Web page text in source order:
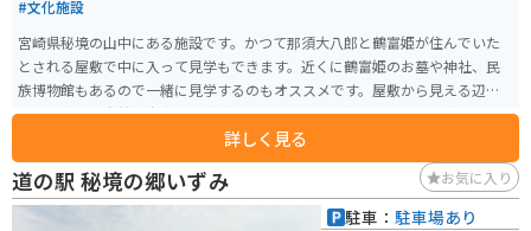
#文化施設
宮崎県秘境の山中にある施設です。かつて那須大八郎と鶴富姫が住んでいた
とされる屋敷で中に入って見学もできます。近くに鶴富姫のお墓や神社、民
族博物館もあるので一緒に見学するのもオススメです。屋敷から見える辺り
一面の美しい自然は本当に心が癒されるようです。毎年11月には平家祭りも
行われるので、この時期に訪れるのもオススメです。
詳しく見る
道の駅 秘境の郷いずみ お気に入り
駐車： 駐車場あり